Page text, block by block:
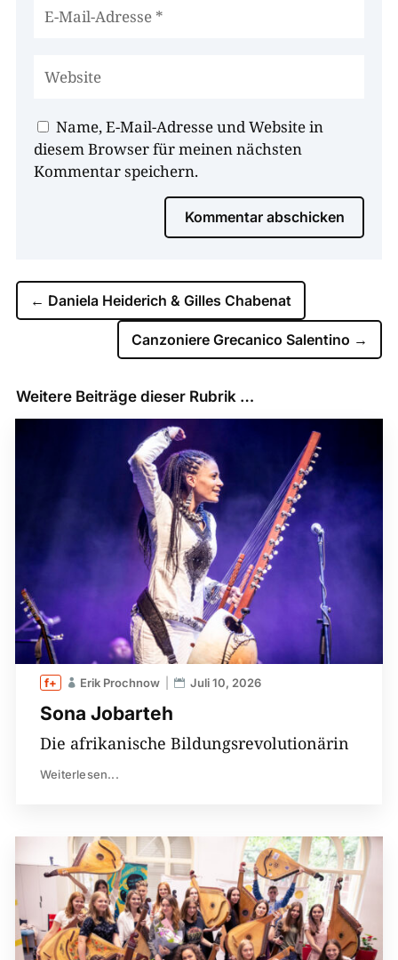
Name, E-Mail-Adresse und Website in
diesem Browser für meinen nächsten
Kommentar speichern.
Kommentar abschicken
← Daniela Heiderich & Gilles Chabenat
Canzoniere Grecanico Salentino →
Weitere Beiträge dieser Rubrik …
Sona Jobarteh
Erik Prochnow Juli 10, 2026
Die afrikanische Bildungsrevolutionärin
Weiterlesen...